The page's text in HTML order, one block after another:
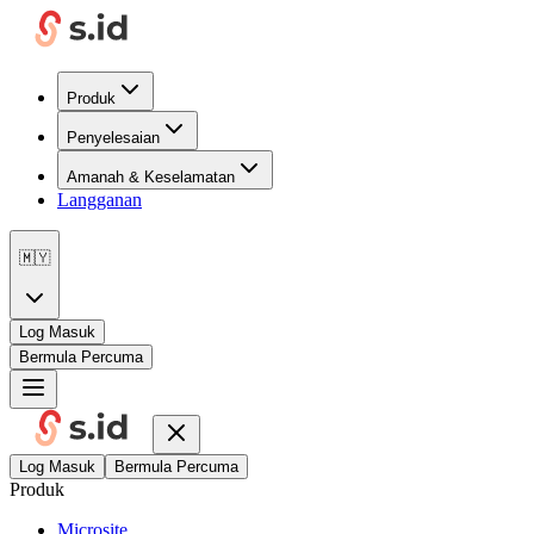
Produk
Penyelesaian
Amanah & Keselamatan
Langganan
🇲🇾
Log Masuk
Bermula Percuma
Log Masuk Bermula Percuma
Produk
Microsite